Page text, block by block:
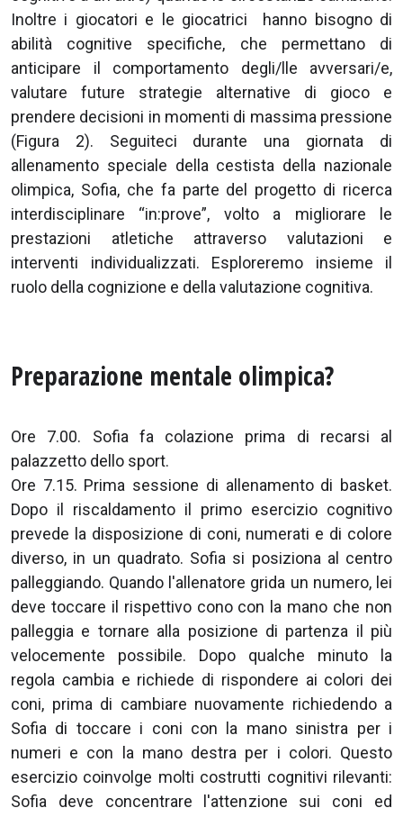
Inoltre i giocatori e le giocatrici hanno bisogno di
abilità cognitive specifiche, che permettano di
anticipare il comportamento degli/lle avversari/e,
valutare future strategie alternative di gioco e
prendere decisioni in momenti di massima pressione
(Figura 2). Seguiteci durante una giornata di
allenamento speciale della cestista della nazionale
olimpica, Sofia, che fa parte del progetto di ricerca
interdisciplinare “in:prove”, volto a migliorare le
prestazioni atletiche attraverso valutazioni e
interventi individualizzati. Esploreremo insieme il
ruolo della cognizione e della valutazione cognitiva.
Preparazione mentale olimpica?
Ore 7.00. Sofia fa colazione prima di recarsi al
palazzetto dello sport.
Ore 7.15. Prima sessione di allenamento di basket.
Dopo il riscaldamento il primo esercizio cognitivo
prevede la disposizione di coni, numerati e di colore
diverso, in un quadrato. Sofia si posiziona al centro
palleggiando. Quando l'allenatore grida un numero, lei
deve toccare il rispettivo cono con la mano che non
palleggia e tornare alla posizione di partenza il più
velocemente possibile. Dopo qualche minuto la
regola cambia e richiede di rispondere ai colori dei
coni, prima di cambiare nuovamente richiedendo a
Sofia di toccare i coni con la mano sinistra per i
numeri e con la mano destra per i colori. Questo
esercizio coinvolge molti costrutti cognitivi rilevanti:
Sofia deve concentrare l'attenzione sui coni ed